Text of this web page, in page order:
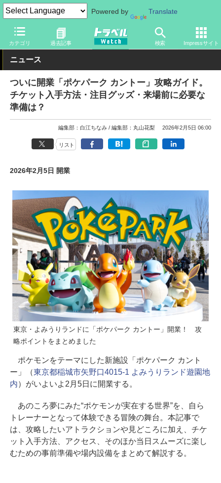
Powered by Translate
カテゴリ 過去記事 検索 Impressサイト
トラベル Watch 旅の情報 観光地 テーマパーク
ニュース
ついに開業「ポケパーク カントー」攻略ガイド。
チケット入手方法・注目グッズ・来場前に必要な
準備は？
編集部：白江ちなみ 編集部：丸山花梨 2026年2月5日 06:00
リスト
2026年2月5日 開業
東京・よみうりランドに「ポケパーク カントー」開業！ 攻
略ポイントをまとめました
ポケモンをテーマにした新施設「ポケパーク カント
ー」（東京都稲城市矢野口4015-1 よみうりランド遊園地
内）がいよいよ2月5日に開業する。
あのころ夢にみた“ポケモンが実在する世界”を、自ら
トレーナーとなって体験できる冒険の舞台。本記事で
は、攻略したいアトラクションや見どころに加え、チケ
ット入手方法、アクセス、そのほか当日スムーズに楽し
むための事前準備や場内設備をまとめて解説する。